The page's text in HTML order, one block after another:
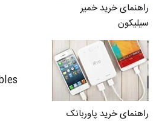
راهنمای خرید خمیر
سیلیکون
راهنمای خرید پاوربانک